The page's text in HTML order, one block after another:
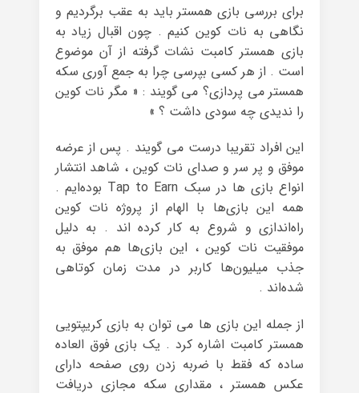
برای بررسی بازی همستر باید به عقب برگردیم و
نگاهی به نات کوین کنیم . چون اقبال زیاد به
بازی همستر کامبت نشات گرفته از آن موضوع
است . از هر کسی بپرسی چرا به جمع آوری سکه
همستر می پردازی؟ می گویند : « مگر نات کوین
را ندیدی چه سودی داشت ؟ »
این افراد تقریبا درست می گویند . پس از عرضه‌
موفق و پر سر و صدای نات کوین ، شاهد انتشار
انواع بازی ها در سبک Tap to Earn بوده‌ایم .
همه این بازی‌ها با الهام از پروژه‌ نات کوین
راه‌اندازی و شروع به کار کرده اند . به دلیل
موفقیت نات کوین ، این بازی‌ها هم موفق به
جذب میلیون‌ها کاربر در مدت زمان کوتاهی
شده‌اند .
از جمله این بازی ها می توان به بازی کریپتویی
همستر کامبت اشاره کرد . یک بازی فوق العاده
ساده که فقط با ضربه زدن روی صفحه دارای
عکس همستر ، مقداری سکه مجازی دریافت